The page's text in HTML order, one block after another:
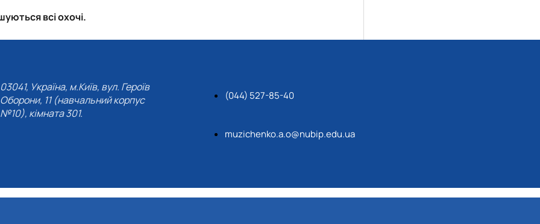
всі охочі.
03041, Україна, м.Київ, вул. Героїв
Оборони, 11 (навчальний корпус
№10), кімната 301.
(044) 527-85-40
muzichenko.a.o@nubip.edu.ua